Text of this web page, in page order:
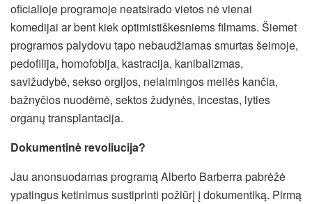
oficialioje programoje neatsirado vietos nė vienai
komedijai ar bent kiek optimistiškesniems filmams. Šiemet
programos palydovu tapo nebaudžiamas smurtas šeimoje,
pedofilija, homofobija, kastracija, kanibalizmas,
savižudybė, sekso orgijos, nelaimingos meilės kančia,
bažnyčios nuodėmė, sektos žudynės, incestas, lyties
organų transplantacija.
Dokumentinė revoliucija?
Jau anonsuodamas programą Alberto Barberra pabrėžė
ypatingus ketinimus sustiprinti požiūrį į dokumentiką. Pirmą